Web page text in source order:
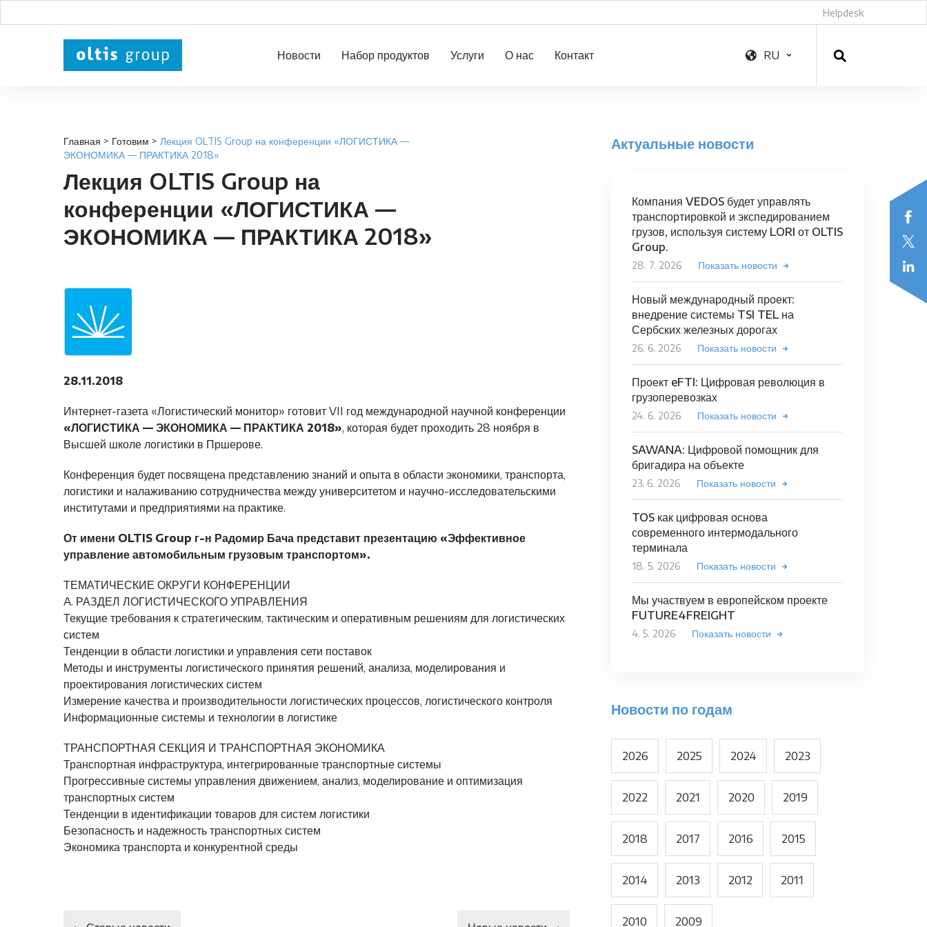
Helpdesk
Новости Набор продуктов Услуги О нас Контакт RU
Главная > Готовим > Лекция OLTIS Group на конференции «ЛОГИСТИКА —
ЭКОНОМИКА — ПРАКТИКА 2018»
Лекция OLTIS Group на
конференции «ЛОГИСТИКА —
ЭКОНОМИКА — ПРАКТИКА 2018»
28.11.2018
Интернет-газета «Логистический монитор» готовит VII год международной научной конференции
«ЛОГИСТИКА — ЭКОНОМИКА — ПРАКТИКА 2018», которая будет проходить 28 ноября в
Высшей школе логистики в Пршерове.
Конференция будет посвящена представлению знаний и опыта в области экономики, транспорта,
логистики и налаживанию сотрудничества между университетом и научно-исследовательскими
институтами и предприятиями на практике.
От имени OLTIS Group г-н Радомир Бача представит презентацию «Эффективное
управление автомобильным грузовым транспортом».
ТЕМАТИЧЕСКИЕ ОКРУГИ КОНФЕРЕНЦИИ
A. РАЗДЕЛ ЛОГИСТИЧЕСКОГО УПРАВЛЕНИЯ
Текущие требования к стратегическим, тактическим и оперативным решениям для логистических
систем
Тенденции в области логистики и управления сети поставок
Методы и инструменты логистического принятия решений, анализа, моделирования и
проектирования логистических систем
Измерение качества и производительности логистических процессов, логистического контроля
Информационные системы и технологии в логистике
ТРАНСПОРТНАЯ СЕКЦИЯ И ТРАНСПОРТНАЯ ЭКОНОМИКА
Транспортная инфраструктура, интегрированные транспортные системы
Прогрессивные системы управления движением, анализ, моделирование и оптимизация
транспортных систем
Тенденции в идентификации товаров для систем логистики
Безопасность и надежность транспортных систем
Экономика транспорта и конкурентной среды
Актуальные новости
Компания VEDOS будет управлять
транспортировкой и экспедированием
грузов, используя систему LORI от OLTIS
Group.
28. 7. 2026 Показать новости
Новый международный проект:
внедрение системы TSI TEL на
Сербских железных дорогах
26. 6. 2026 Показать новости
Проект eFTI: Цифровая революция в
грузоперевозках
24. 6. 2026 Показать новости
SAWANA: Цифровой помощник для
бригадира на объекте
23. 6. 2026 Показать новости
TOS как цифровая основа
современного интермодального
терминала
18. 5. 2026 Показать новости
Мы участвуем в европейском проекте
FUTURE4FREIGHT
4. 5. 2026 Показать новости
Новости по годам
2026 2025 2024 2023
2022 2021 2020 2019
2018 2017 2016 2015
2014 2013 2012 2011
2010 2009